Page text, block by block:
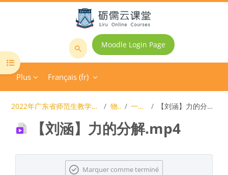
Passer au contenu principal
Rechercher
cours
Moodle Login Page
Plus Français ‎(fr)‎
Ouvrir l’index du cours
2022年广东省师范生教学技能大赛 物理 一等奖 【刘涵】力的分解.mp4
【刘涵】力的分解.mp4
Conditions d’achèvement
Marquer comme terminé